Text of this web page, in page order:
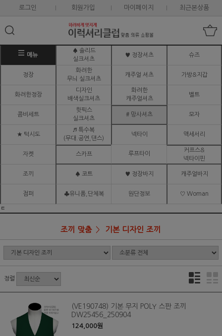
로그인 회원가입 마이페이지 최근본상품
메뉴
♠ 솔리드
실크셔츠
♥ 정장셔츠 슈즈
정장
화려한
무늬 실크셔츠
캐주얼 셔츠 가방&지갑
화려한정장
디자인
배색실크셔츠
화려한
캐주얼셔츠
벨트
콤비세트
핫픽스
실크셔츠
# 망사셔츠 모자
★ 턱시도
♬ 특수복
(무대.공연,댄스)
넥타이 액세서리
자켓 스카프 루프타이
커프스&
넥타이핀
조끼 ♠ 코트 ♥ 정장바지 캐주얼바지
점퍼 ♣유니폼,단체복 원단정보 ♡ Woman
ㅌ
조끼 맞춤 기본 디자인 조끼
정렬
(VE190748) 기본 무지 POLY 스판 조끼
DW25456_250904
124,000원